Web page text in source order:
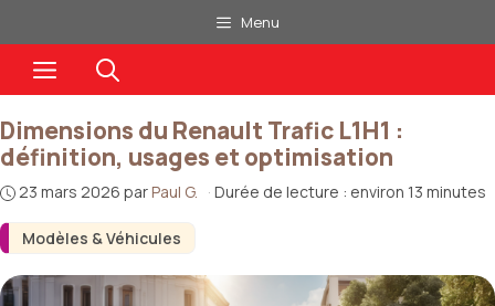
au
contenu
Menu
Menu
Modèles & Véhicules
Dimensions du Renault Trafic L1H1 :
définition, usages et optimisation
23 mars 2026 parPaul G. · Durée de lecture : environ 13 minutes